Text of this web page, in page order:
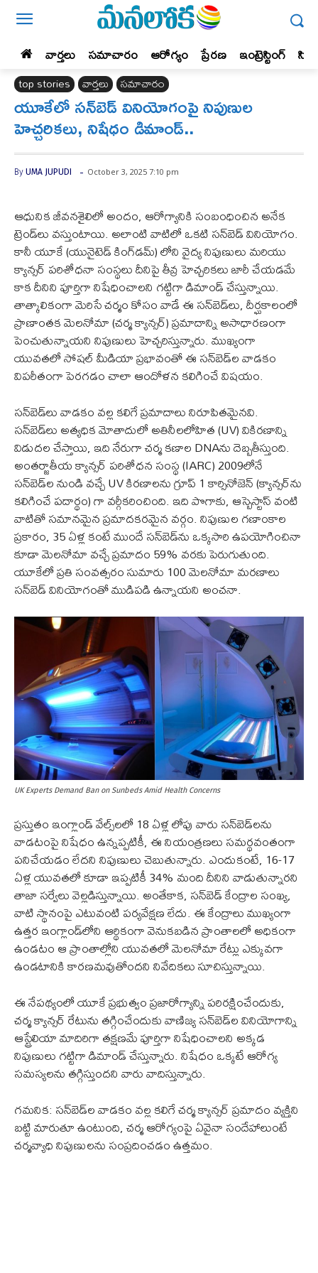
వార్తలు సమాచారం ఆరోగ్యం ప్రేర‌ణ‌ ఇంట్రెస్టింగ్‌
top stories వార్తలు సమాచారం
యూకేలో సన్‌బెడ్ వినియోగంపై నిపుణుల
హెచ్చరికలు, నిషేధం డిమాండ్..
By UMA JUPUDI - October 3, 2025 7:10 pm
ఆధునిక జీవనశైలిలో అందం, ఆరోగ్యానికి సంబంధించిన అనేక
ట్రెండ్‌లు వస్తుంటాయి. అలాంటి వాటిలో ఒకటి సన్‌బెడ్ వినియోగం.
కానీ యూకే (యునైటెడ్ కింగ్‌డమ్) లోని వైద్య నిపుణులు మరియు
క్యాన్సర్ పరిశోధనా సంస్థలు దీనిపై తీవ్ర హెచ్చరికలు జారీ చేయడమే
కాక దీనిని పూర్తిగా నిషేధించాలని గట్టిగా డిమాండ్ చేస్తున్నాయి.
తాత్కాలికంగా మెరిసే చర్మం కోసం వాడే ఈ సన్‌బెడ్‌లు, దీర్ఘకాలంలో
ప్రాణాంతక మెలనోమా (చర్మ క్యాన్సర్) ప్రమాదాన్ని అసాధారణంగా
పెంచుతున్నాయని నిపుణులు హెచ్చరిస్తున్నారు. ముఖ్యంగా
యువతలో సోషల్ మీడియా ప్రభావంతో ఈ సన్‌బెడ్‌ల వాడకం
విపరీతంగా పెరగడం చాలా ఆందోళన కలిగించే విషయం.
సన్‌బెడ్‌లు వాడకం వల్ల కలిగే ప్రమాదాలు నిరూపితమైనవి.
సన్‌బెడ్‌లు అత్యధిక మోతాదులో అతినీలలోహిత (UV) వికిరణాన్ని
విడుదల చేస్తాయి, ఇది నేరుగా చర్మ కణాల DNAను దెబ్బతీస్తుంది.
అంతర్జాతీయ క్యాన్సర్ పరిశోధన సంస్థ (IARC) 2009లోనే
సన్‌బెడ్‌ల నుండి వచ్చే UV కిరణాలను గ్రూప్ 1 కార్సినోజెన్ (క్యాన్సర్‌ను
కలిగించే పదార్థం) గా వర్గీకరించింది. ఇది పొగాకు, ఆస్బెస్టాస్ వంటి
వాటితో సమానమైన ప్రమాదకరమైన వర్గం. నిపుణుల గణాంకాల
ప్రకారం, 35 ఏళ్ల కంటే ముందే సన్‌బెడ్‌ను ఒక్కసారి ఉపయోగించినా
కూడా మెలనోమా వచ్చే ప్రమాదం 59% వరకు పెరుగుతుంది.
యూకేలో ప్రతి సంవత్సరం సుమారు 100 మెలనోమా మరణాలు
సన్‌బెడ్ వినియోగంతో ముడిపడి ఉన్నాయని అంచనా.
UK Experts Demand Ban on Sunbeds Amid Health Concerns
ప్రస్తుతం ఇంగ్లాండ్ వేల్స్‌లలో 18 ఏళ్ల లోపు వారు సన్‌బెడ్‌లను
వాడటంపై నిషేధం ఉన్నప్పటికీ, ఈ నియంత్రణలు సమర్థవంతంగా
పనిచేయడం లేదని నిపుణులు చెబుతున్నారు. ఎందుకంటే, 16-17
ఏళ్ల యువతలో కూడా ఇప్పటికీ 34% మంది దీనిని వాడుతున్నారని
తాజా సర్వేలు వెల్లడిస్తున్నాయి. అంతేకాక, సన్‌బెడ్ కేంద్రాల సంఖ్య,
వాటి స్థానంపై ఎటువంటి పర్యవేక్షణ లేదు. ఈ కేంద్రాలు ముఖ్యంగా
ఉత్తర ఇంగ్లాండ్‌లోని ఆర్థికంగా వెనుకబడిన ప్రాంతాలలో అధికంగా
ఉండటం ఆ ప్రాంతాల్లోని యువతలో మెలనోమా రేట్లు ఎక్కువగా
ఉండటానికి కారణమవుతోందని నివేదికలు సూచిస్తున్నాయి.
ఈ నేపథ్యంలో యూకే ప్రభుత్వం ప్రజారోగ్యాన్ని పరిరక్షించేందుకు,
చర్మ క్యాన్సర్ రేటును తగ్గించేందుకు వాణిజ్య సన్‌బెడ్‌ల వినియోగాన్ని
ఆస్ట్రేలియా మాదిరిగా తక్షణమే పూర్తిగా నిషేధించాలని అక్కడ
నిపుణులు గట్టిగా డిమాండ్ చేస్తున్నారు. నిషేధం ఒక్కటే ఆరోగ్య
సమస్యలను తగ్గిస్తుందని వారు వాదిస్తున్నారు.
గమనిక: సన్‌బెడ్‌ల వాడకం వల్ల కలిగే చర్మ క్యాన్సర్ ప్రమాదం వ్యక్తిని
బట్టి మారుతూ ఉంటుంది, చర్మ ఆరోగ్యంపై ఏవైనా సందేహాలుంటే
చర్మవ్యాధి నిపుణులను సంప్రదించడం ఉత్తమం.